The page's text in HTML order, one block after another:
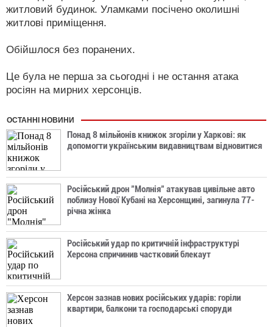
житловий будинок. Уламками посічено околишні
житлові приміщення.
Обійшлося без поранених.
Це була не перша за сьогодні і не остання атака
росіян на мирних херсонців.
ОСТАННІ НОВИНИ
Понад 8 мільйонів книжок згоріли у Харкові: як
допомогти українським видавництвам відновитися
Російський дрон "Молнія" атакував цивільне авто
поблизу Нової Кубані на Херсонщині, загинула 77-
річна жінка
Російський удар по критичній інфраструктурі
Херсона спричинив частковий блекаут
Херсон зазнав нових російських ударів: горіли
квартири, балкони та господарські споруди